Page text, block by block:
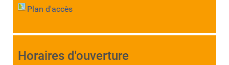
Plan d'accès
Horaires d'ouverture